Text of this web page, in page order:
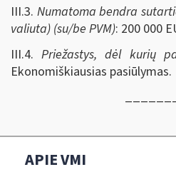
III.3. Numatoma bendra
valiuta) (su/be PVM): 200 000
III.4.Priežastys, dėl kurių
Ekonomiškiausias pasiūlymas.
APIE VMI